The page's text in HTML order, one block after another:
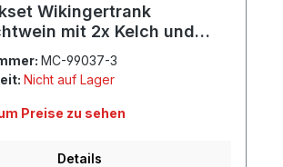
Wikingertrank
mit 2x Kelch und
MC-99037-3
Nicht auf Lager
Preise zu sehen
Details